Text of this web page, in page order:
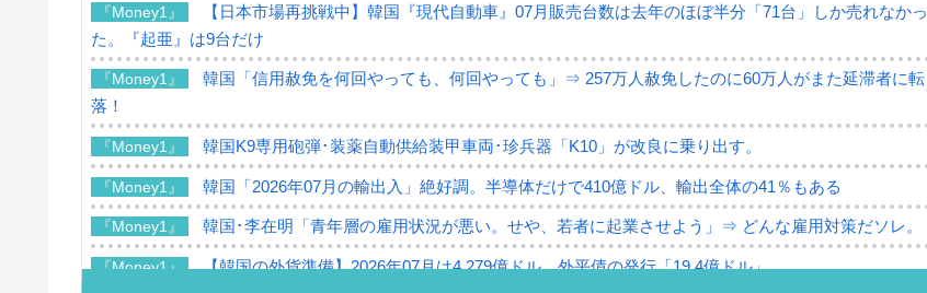
『Money1』
【日本市場再挑戦中】韓国『現代自動車』07月販売台数は去年のほぼ半分「71台」しか売れなかっ
た。『起亜』は9台だけ
『Money1』
韓国「信用赦免を何回やっても、何回やっても」⇒ 257万人赦免したのに60万人がまた延滞者に転
落！
『Money1』 韓国K9専用砲弾･装薬自動供給装甲車両･珍兵器「K10」が改良に乗り出す。
『Money1』 韓国「2026年07月の輸出入」絶好調。半導体だけで410億ドル、輸出全体の41％もある
『Money1』 韓国･李在明「青年層の雇用状況が悪い。せや、若者に起業させよう」⇒ どんな雇用対策だソレ。
『Money1』 【韓国の外貨準備】2026年07月は4,279億ドル。外平債の発行「19.4億ドル」